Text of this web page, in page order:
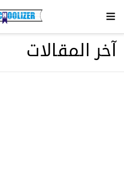
آخر المقالات